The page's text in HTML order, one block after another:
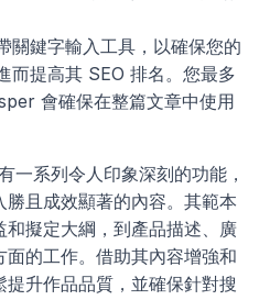
關鍵字輸入工具，以確保您的
而提高其 SEO 排名。您最多
會確保在整篇文章中使用
系列令人印象深刻的功能，
且成效顯著的內容。其範本
擬定大綱，到產品描述、廣
的工作。借助其內容增強和
升作品品質，並確保針對搜